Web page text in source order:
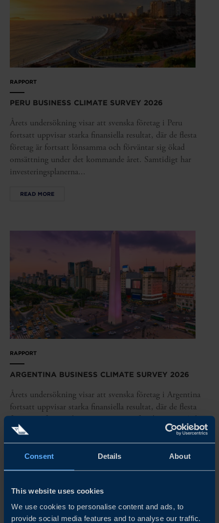
Consent Details About
This website uses cookies
We use cookies to personalise content and ads, to
provide social media features and to analyse our traffic.
RAPPORT
PERU BUSINESS CLIMATE SURVEY 2026
Årets undersökning visar att svenska företag i Peru
fortsatt uppvisar starka finansiella resultat, där de flesta
företag är fortsatt lönsamma och förväntar sig ökad
omsättning under det kommande året. Samtidigt har
investeringsplanerna...
READ MORE
RAPPORT
ARGENTINA BUSINESS CLIMATE SURVEY 2026
Årets undersökning visar att svenska företag i Argentina
fortsatt uppvisar starka finansiella resultat, där de flesta
företag är fortsatt lönsamma trots en försiktig syn på det
kommande året. Samtidigt som förväntningarna på
omsättning...